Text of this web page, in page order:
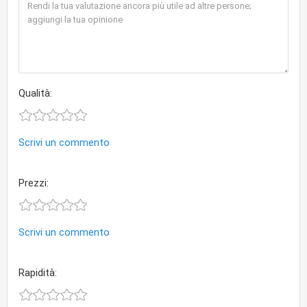
Qualità:
Scrivi un commento
Prezzi:
Scrivi un commento
Rapidità: